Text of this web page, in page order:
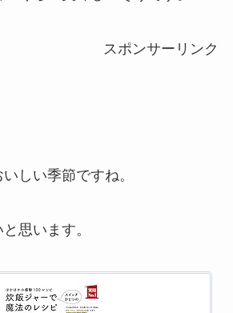
スポンサーリンク
しい季節ですね。
思います。